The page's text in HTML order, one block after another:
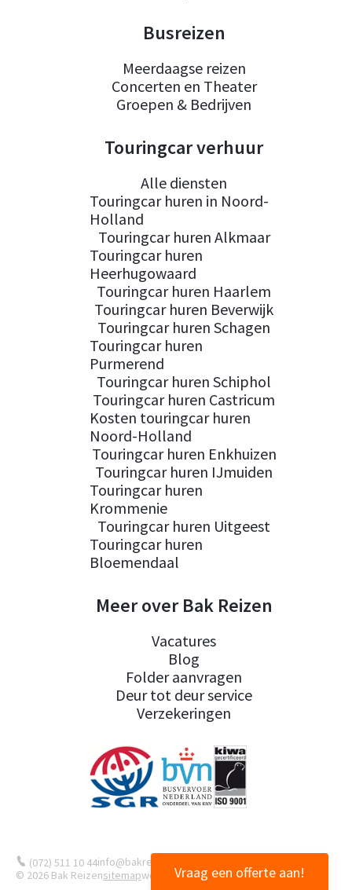
Vraag een offerte aan!
Busreizen
Meerdaagse reizen
Concerten en Theater
Groepen & Bedrijven
Touringcar verhuur
Alle diensten
Touringcar huren in Noord-
Holland
Touringcar huren Alkmaar
Touringcar huren
Heerhugowaard
Touringcar huren Haarlem
Touringcar huren Beverwijk
Touringcar huren Schagen
Touringcar huren
Purmerend
Touringcar huren Schiphol
Touringcar huren Castricum
Kosten touringcar huren
Noord-Holland
Touringcar huren Enkhuizen
Touringcar huren IJmuiden
Touringcar huren
Krommenie
Touringcar huren Uitgeest
Touringcar huren
Bloemendaal
Meer over Bak Reizen
Vacatures
Blog
Folder aanvragen
Deur tot deur service
Verzekeringen
(072) 511 10 44info@bakreizen.nl
© 2026 Bak Reizensitemapwebsite door Webvalue